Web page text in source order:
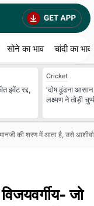
सोने का भाव चांदी का भाव
इवेंट रद्द,
Cricket
'दोष ढूंढना
लक्ष्मण ने तोड़ी
की शरण में आता है, उसे
जो